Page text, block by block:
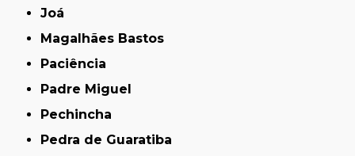
Joá
Magalhães Bastos
Paciência
Padre Miguel
Pechincha
Pedra de Guaratiba